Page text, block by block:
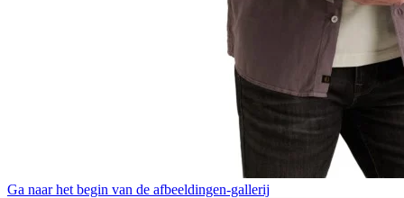
Ga naar het begin van de afbeeldingen-gallerij